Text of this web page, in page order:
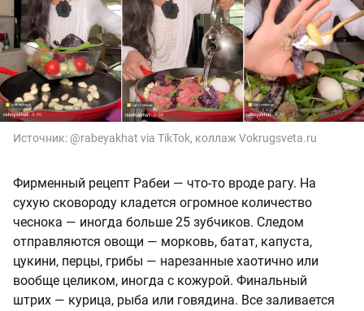
Источник: @rabeyakhat via TikTok, коллаж Vokrugsveta.ru
Фирменный рецепт Рабеи — что-то вроде рагу. На
сухую сковороду кладется огромное количество
чеснока — иногда больше 25 зубчиков. Следом
отправляются овощи — морковь, батат, капуста,
цукини, перцы, грибы — нарезанные хаотично или
вообще целиком, иногда с кожурой. Финальный
штрих — курица, рыба или говядина. Все заливается